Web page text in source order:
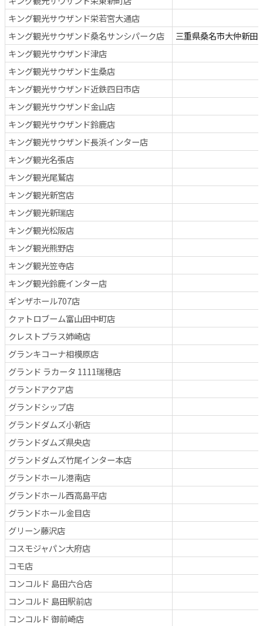
キング観光サウザンド栄若宮大通店
キング観光サウザンド桑名サンシパーク店
三重県桑名市大仲新田
キング観光サウザンド津店
キング観光サウザンド生桑店
キング観光サウザンド近鉄四日市店
キング観光サウザンド金山店
キング観光サウザンド鈴鹿店
キング観光サウザンド長浜インター店
キング観光名張店
キング観光尾鷲店
キング観光新宮店
キング観光新瑞店
キング観光松阪店
キング観光熊野店
キング観光笠寺店
キング観光鈴鹿インター店
ギンザホール707店
クァトロブーム富山田中町店
クレストプラス姉崎店
グランキコーナ相模原店
グランド ラカータ 1111瑞穂店
グランドアクア店
グランドシップ店
グランドダムズ小新店
グランドダムズ県央店
グランドダムズ竹尾インター本店
グランドホール港南店
グランドホール西高島平店
グランドホール金目店
グリーン藤沢店
コスモジャパン大府店
コモ店
コンコルド 島田六合店
コンコルド 島田駅前店
コンコルド 御前崎店